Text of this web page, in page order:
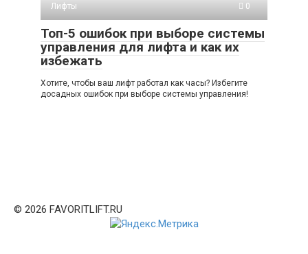
Лифты
0
Топ-5 ошибок при выборе системы
управления для лифта и как их
избежать
Хотите, чтобы ваш лифт работал как часы? Избегите
досадных ошибок при выборе системы управления!
© 2026 FAVORITLIFT.RU